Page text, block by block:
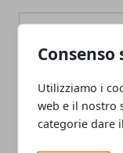
Consenso
Utilizziamo i
web e il nostro
categorie dare